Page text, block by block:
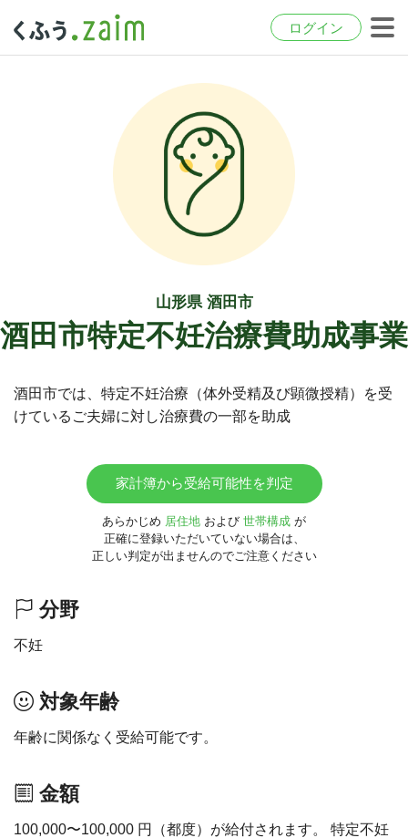
ログイン
山形県 酒田市
酒田市特定不妊治療費助成事業
酒田市では、特定不妊治療（体外受精及び顕微授精）を受
けているご夫婦に対し治療費の一部を助成
家計簿から受給可能性を判定
あらかじめ 居住地 および 世帯構成 が
正確に登録いただいていない場合は、
正しい判定が出ませんのでご注意ください
分野
不妊
対象年齢
年齢に関係なく受給可能です。
金額
100,000〜100,000 円（都度）が給付されます。 特定不妊